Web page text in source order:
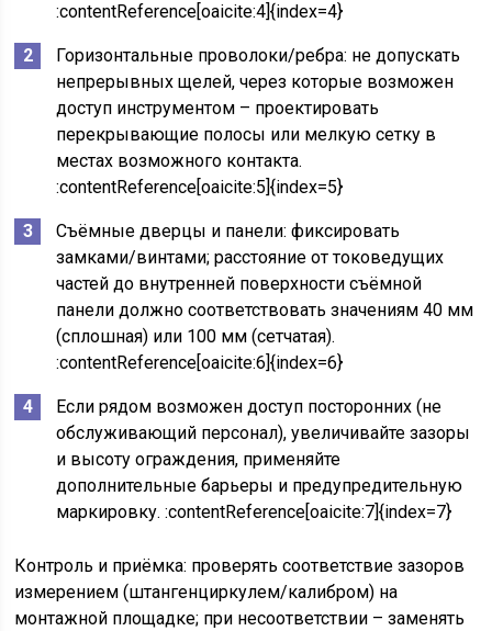
:contentReference[oaicite:4]{index=4}
Горизонтальные проволоки/ребра: не допускать
непрерывных щелей, через которые возможен
доступ инструментом – проектировать
перекрывающие полосы или мелкую сетку в
местах возможного контакта.
:contentReference[oaicite:5]{index=5}
Съёмные дверцы и панели: фиксировать
замками/винтами; расстояние от токоведущих
частей до внутренней поверхности съёмной
панели должно соответствовать значениям 40 мм
(сплошная) или 100 мм (сетчатая).
:contentReference[oaicite:6]{index=6}
Если рядом возможен доступ посторонних (не
обслуживающий персонал), увеличивайте зазоры
и высоту ограждения, применяйте
дополнительные барьеры и предупредительную
маркировку. :contentReference[oaicite:7]{index=7}
Контроль и приёмка: проверять соответствие зазоров
измерением (штангенциркулем/калибром) на
монтажной площадке; при несоответствии – заменять